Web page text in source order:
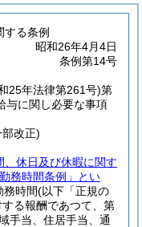
する条例
昭和26年4月4日
条例第14号
25年法律第261号)第
与に関し必要な事項
改正)
、休日及び休暇に関す
務時間条例」とい
務時間(以下「正規の
る報酬であつて、第
手当、住居手当、通